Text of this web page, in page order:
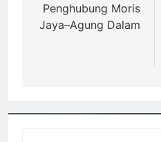
Penghubung Moris
Jaya–Agung Dalam